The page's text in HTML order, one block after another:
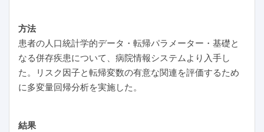
方法
患者の人口統計学的データ・転帰パラメーター・基礎と
なる併存疾患について、病院情報システムより入手し
た。リスク因子と転帰変数の有意な関連を評価するため
に多変量回帰分析を実施した。
結果